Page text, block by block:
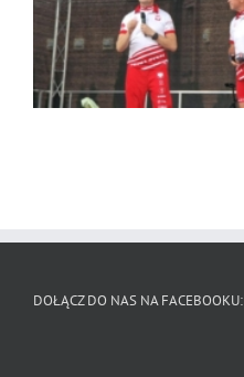
DOŁĄCZ DO NAS NA FACEBOOKU: